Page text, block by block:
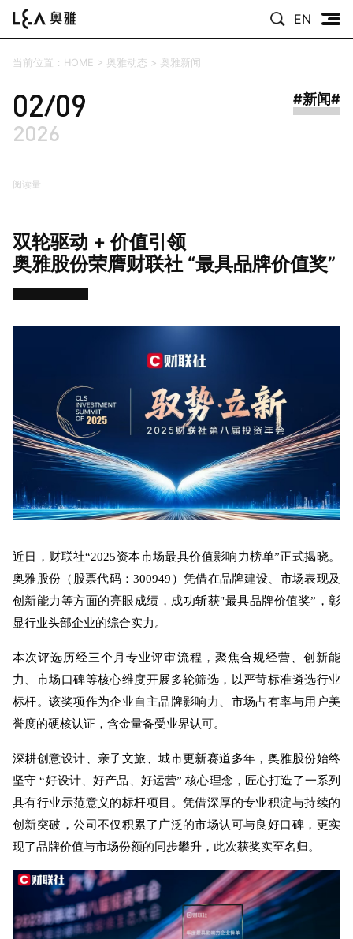
EN
当前位置： HOME > 奥雅动态 > 奥雅新闻
02/09
2026
阅读量
#新闻#
双轮驱动 + 价值引领
奥雅股份荣膺财联社 “最具品牌价值奖”
近日，财联社“2025资本市场最具价值影响力榜单”正式揭晓。
奥雅股份（股票代码：300949）凭借在品牌建设、市场表现及
创新能力等方面的亮眼成绩，成功斩获"最具品牌价值奖”，彰
显行业头部企业的综合实力。
本次评选历经三个月专业评审流程，聚焦合规经营、创新能
力、市场口碑等核心维度开展多轮筛选，以严苛标准遴选行业
标杆。该奖项作为企业自主品牌影响力、市场占有率与用户美
誉度的硬核认证，含金量备受业界认可。
深耕创意设计、亲子文旅、城市更新赛道多年，奥雅股份始终
坚守 “好设计、好产品、好运营” 核心理念，匠心打造了一系列
具有行业示范意义的标杆项目。凭借深厚的专业积淀与持续的
创新突破，公司不仅积累了广泛的市场认可与良好口碑，更实
现了品牌价值与市场份额的同步攀升，此次获奖实至名归。